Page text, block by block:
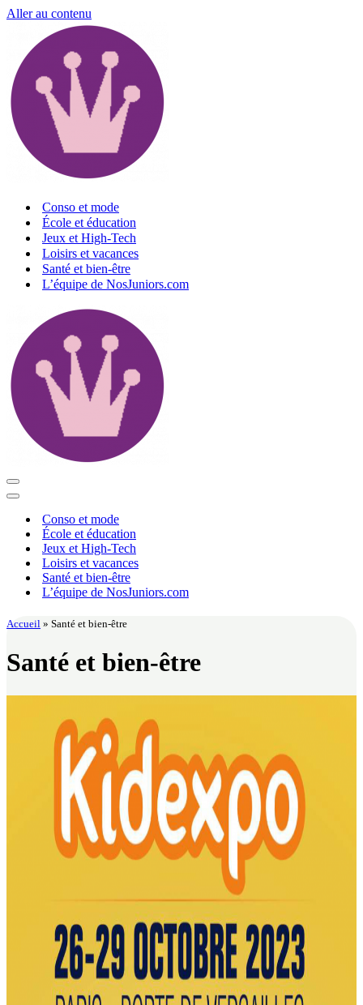
Aller au contenu
Conso et mode
École et éducation
Jeux et High-Tech
Loisirs et vacances
Santé et bien-être
L’équipe de NosJuniors.com
Menu
de
Menu
navigationConso et mode
École et éducation
Jeux et High-Tech
Loisirs et vacances
Santé et bien-être
L’équipe de NosJuniors.com
Accueil » Santé et bien-être
Santé et bien-être